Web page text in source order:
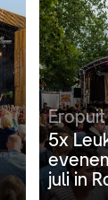
Eropuit
5x
juli in